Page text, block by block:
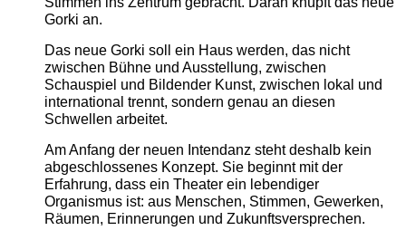
Gorki an.
Das neue Gorki soll ein Haus werden, das nicht
zwischen Bühne und Ausstellung, zwischen
Schauspiel und Bildender Kunst, zwischen lokal und
international trennt, sondern genau an diesen
Schwellen arbeitet.
Am Anfang der neuen Intendanz steht deshalb kein
abgeschlossenes Konzept. Sie beginnt mit der
Erfahrung, dass ein Theater ein lebendiger
Organismus ist: aus Menschen, Stimmen, Gewerken,
Räumen, Erinnerungen und Zukunftsversprechen.